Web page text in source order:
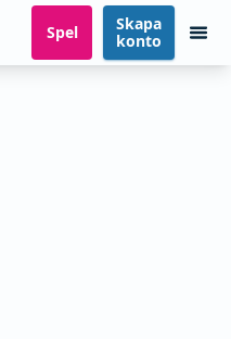
Spel
Skapa
konto